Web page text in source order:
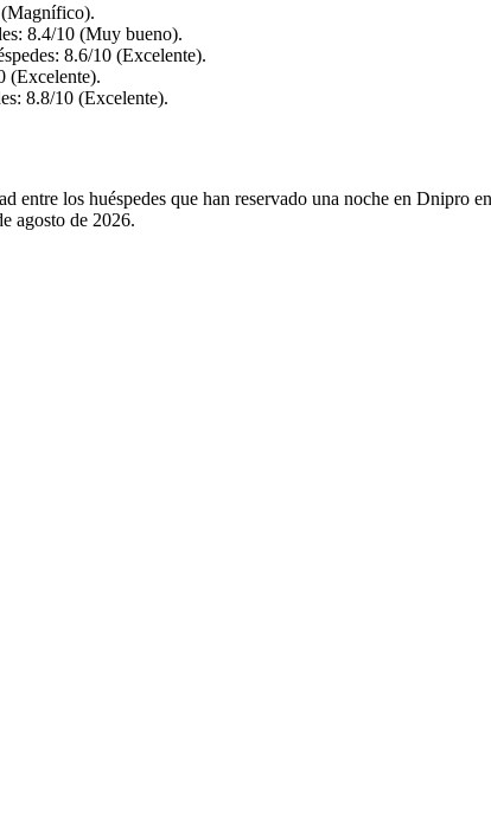
8.4/10 (Muy bueno).
8.6/10 (Excelente).
(Excelente).
8.8/10 (Excelente).
entre los huéspedes que han reservado una noche en Dnipro
agosto de 2026.